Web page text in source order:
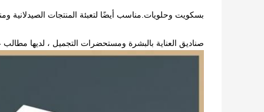
بسكويت وحلويات.مناسب أيضًا لتعبئة المنتجات الصيدلانية
صناديق العناية بالبشرة ومستحضرات التجميل ، لديها مطالب